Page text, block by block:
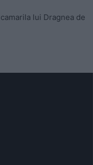
lui Dragnea de